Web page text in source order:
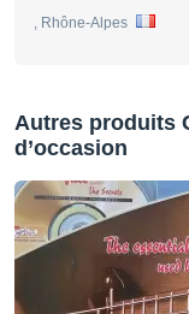
, Rhône-Alpes
Autres produits
d’occasion